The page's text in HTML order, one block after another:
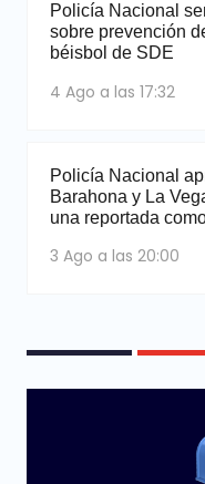
Policía Nacional
sobre prevención
béisbol de SDE
4 Ago a las 17:32
Policía Nacional
Barahona y La
una reportada
3 Ago a las 20:00